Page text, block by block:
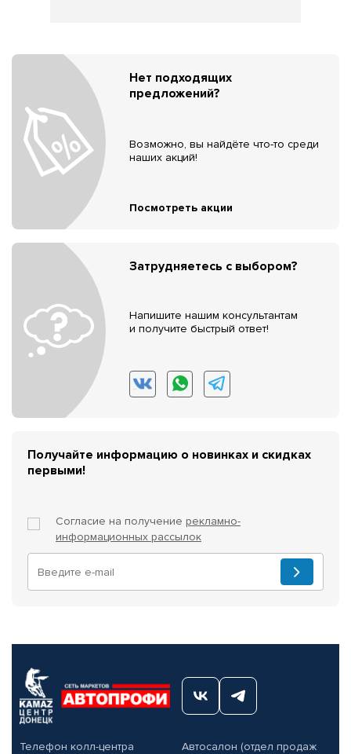
Нет подходящих
предложений?
Возможно, вы найдёте что-то среди
наших акций!
Посмотреть акции
Затрудняетесь с выбором?
Напишите нашим консультантам
и получите быстрый ответ!
Получайте информацию о новинках и скидках
первыми!
Согласие на получение рекламно-
информационных рассылок
Телефон колл-центра
Автосалон (отдел продаж